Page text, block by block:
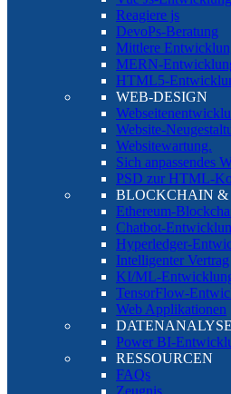
Reagiere js
DevoPs-Beratung
Mittlere
MERN-
HTML5-
WEB-DESIGN
Website-
Websitewartung.
Sich anpassendes
PSD zur HTML-
BLOCKCHAIN &
Ethereum-
Chatbot-
Hyperledger-
Intelligenter Vertrag
KI/ML-
TensorFlow-
Web Applikationen
DATENANALYSE
Power BI-
RESSOURCEN
FAQs
Zeugnis